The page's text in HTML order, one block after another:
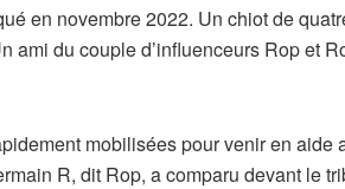
en novembre 2022. Un chiot de
ami du couple d’influenceurs Rop et
mobilisées pour venir en aide
R, dit Rop, a comparu devant le